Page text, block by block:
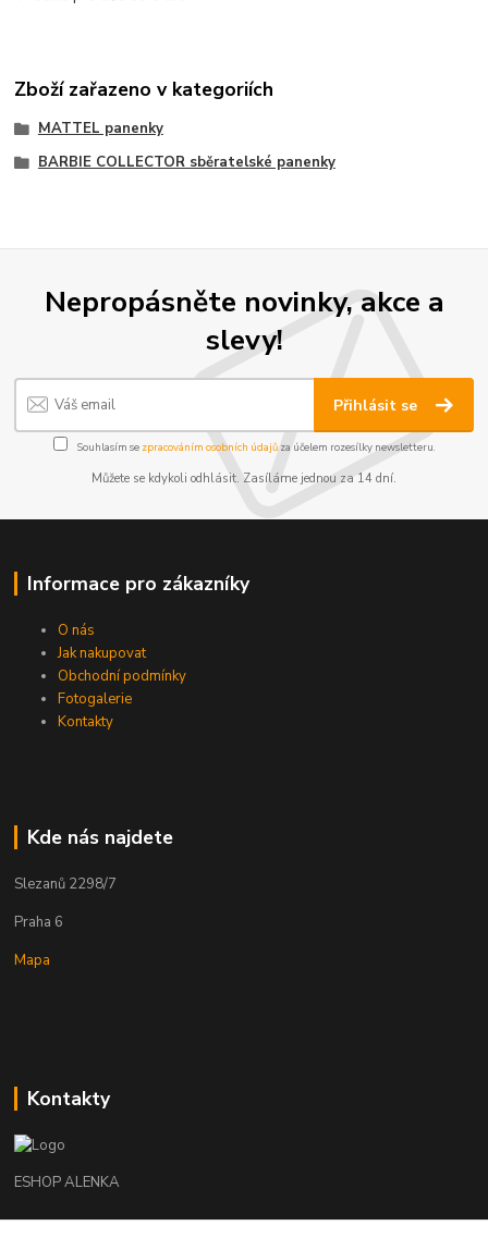
Zboží zařazeno v kategoriích
MATTEL panenky
BARBIE COLLECTOR sběratelské panenky
Nepropásněte novinky, akce a
slevy!
Přihlásit se
Souhlasím se zpracováním osobních údajůza účelem rozesílky newsletteru.
Můžete se kdykoli odhlásit. Zasíláme jednou za 14 dní.
Informace pro zákazníky
O nás
Jak nakupovat
Obchodní podmínky
Fotogalerie
Kontakty
Kde nás najdete
Slezanů 2298/7
Praha 6
Mapa
Kontakty
ESHOP ALENKA